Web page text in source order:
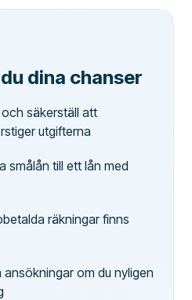
dina chanser
säkerställ att
utgifterna
smålån till ett lån med
räkningar finns
ansökningar om du nyligen